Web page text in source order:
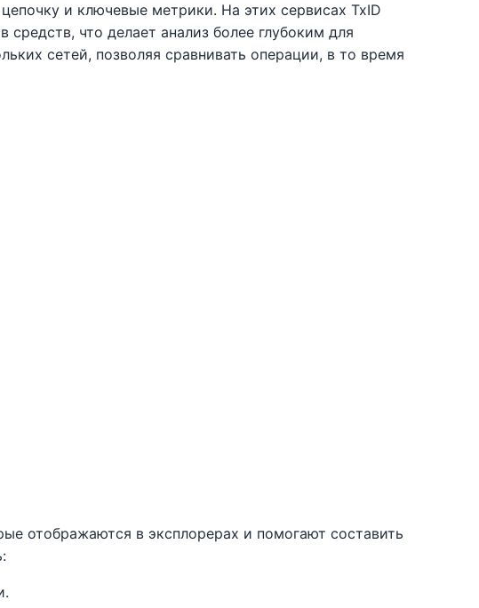
и ключевые метрики. На этих сервисах TxID
что делает анализ более глубоким для
сетей, позволяя сравнивать операции, в то время
отображаются в эксплорерах и помогают составить